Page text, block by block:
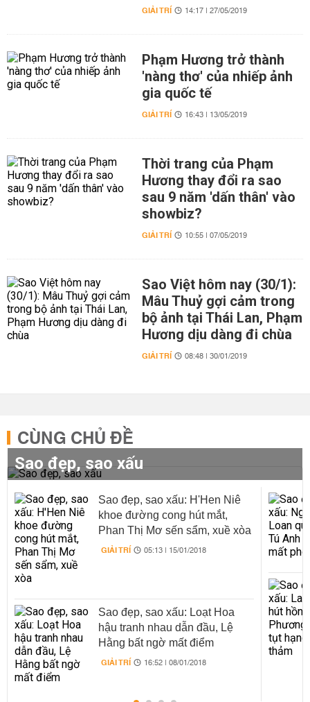
GIẢI TRÍ 14:17 | 27/05/2019
Phạm Hương trở thành
'nàng thơ' của nhiếp ảnh
gia quốc tế
GIẢI TRÍ 16:43 | 13/05/2019
Thời trang của Phạm
Hương thay đổi ra sao
sau 9 năm 'dấn thân' vào
showbiz?
GIẢI TRÍ 10:55 | 07/05/2019
Sao Việt hôm nay (30/1):
Mâu Thuỷ gợi cảm trong
bộ ảnh tại Thái Lan, Phạm
Hương dịu dàng đi chùa
GIẢI TRÍ 08:48 | 30/01/2019
CÙNG CHỦ ĐỀ
Sao đẹp, sao xấu
Sao đẹp, sao xấu: H'Hen Niê
khoe đường cong hút mắt,
Phan Thị Mơ sến sẩm, xuề xòa
GIẢI TRÍ 05:13 | 15/01/2018
Sao đẹp, sao xấu: Loạt Hoa
hậu tranh nhau dẫn đầu, Lệ
Hằng bất ngờ mất điểm
GIẢI TRÍ 16:52 | 08/01/2018